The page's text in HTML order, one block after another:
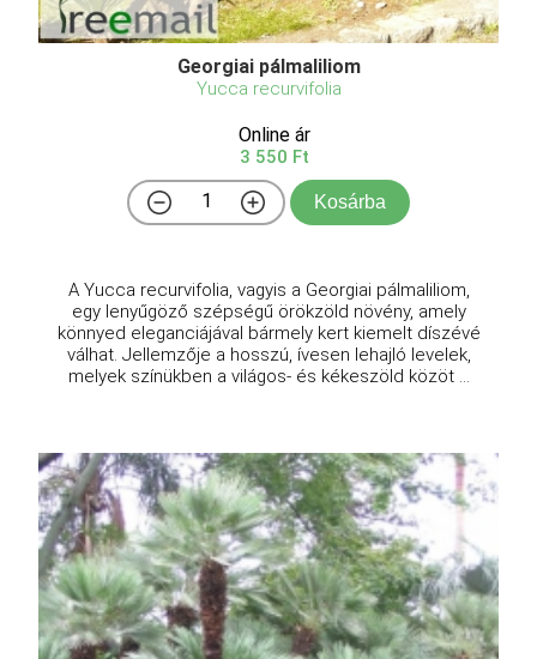
Georgiai pálmaliliom
Yucca recurvifolia
Online ár
3 550 Ft
Kosárba
A Yucca recurvifolia, vagyis a Georgiai pálmaliliom,
egy lenyűgöző szépségű örökzöld növény, amely
könnyed eleganciájával bármely kert kiemelt díszévé
válhat. Jellemzője a hosszú, ívesen lehajló levelek,
melyek színükben a világos- és kékeszöld közöt ...